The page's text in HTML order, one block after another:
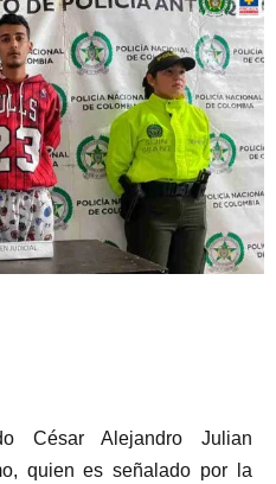
César Alejandro Julian
quien es señalado por la